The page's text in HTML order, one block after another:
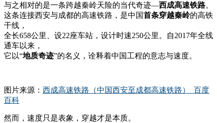
与之相对的是一条跨越秦岭天险的当代奇迹—西成高速铁路。
这条连接西安与成都的高速铁路，是中国首条穿越秦岭的高铁
干线，
全长658公里、设22座车站，设计时速250公里。自2017年全线
通车以来，
它以“地质奇迹”的名义，诠释着中国工程的意志与速度。
图片来源： 西成高速铁路（中国西安至成都高速铁路）_百度
百科
然而，速度只是表象，穿越才是本质。